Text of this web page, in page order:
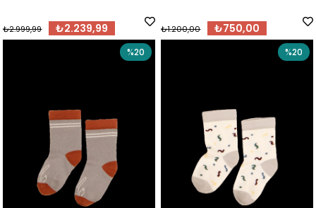
₺2.239,99
₺2.999,99 ₺750,00
₺1.200,00
%20 %20